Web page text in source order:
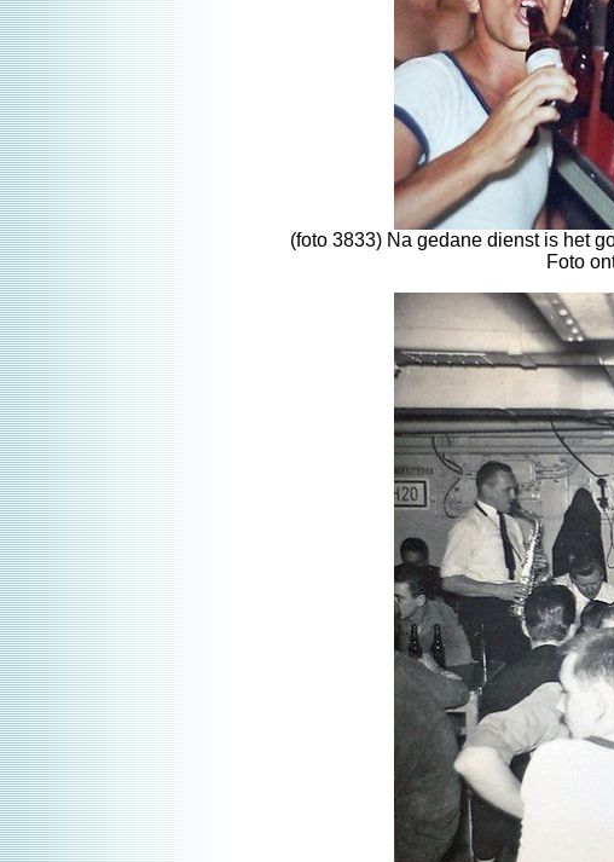
(foto 3833) Na gedane dienst is het
Foto